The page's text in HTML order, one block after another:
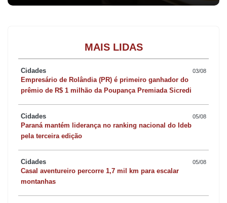
MAIS LIDAS
Cidades 03/08
Empresário de Rolândia (PR) é primeiro ganhador do
prêmio de R$ 1 milhão da Poupança Premiada Sicredi
Cidades 05/08
Paraná mantém liderança no ranking nacional do Ideb
pela terceira edição
Cidades 05/08
Casal aventureiro percorre 1,7 mil km para escalar
montanhas